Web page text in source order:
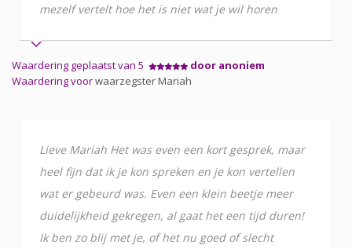
mezelf vertelt hoe het is niet wat je wil horen
Waardering geplaatst van 5
door anoniem
Waardering voorwaarzegster Mariah
Lieve Mariah Het was even een kort gesprek, maar
heel fijn dat ik je kon spreken en je kon vertellen
wat er gebeurd was. Even een klein beetje meer
duidelijkheid gekregen, al gaat het een tijd duren!
Ik ben zo blij met je, of het nu goed of slecht